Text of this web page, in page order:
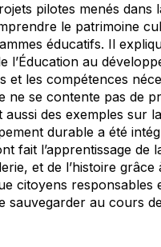
pilotes menés dans
le patrimoine
éducatifs. Il
l’Éducation au
et les compétences
ne se contente pas de
des exemples sur
durable a été
fait l’apprentissage de
et de l’histoire grâce
citoyens
sauvegarder au cours